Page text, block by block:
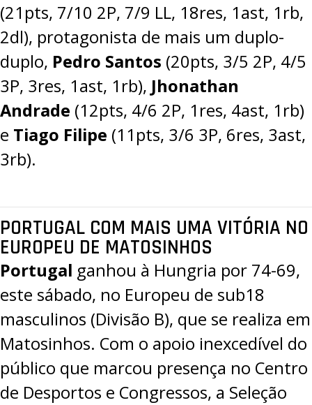
(21pts, 7/10 2P, 7/9 LL, 18res, 1ast, 1rb,
2dl), protagonista de mais um duplo-
duplo, Pedro Santos (20pts, 3/5 2P, 4/5
3P, 3res, 1ast, 1rb), Jhonathan
Andrade (12pts, 4/6 2P, 1res, 4ast, 1rb)
e Tiago Filipe (11pts, 3/6 3P, 6res, 3ast,
3rb).
PORTUGAL COM MAIS UMA VITÓRIA NO
EUROPEU DE MATOSINHOS
Portugal ganhou à Hungria por 74-69,
este sábado, no Europeu de sub18
masculinos (Divisão B), que se realiza em
Matosinhos. Com o apoio inexcedível do
público que marcou presença no Centro
de Desportos e Congressos, a Seleção